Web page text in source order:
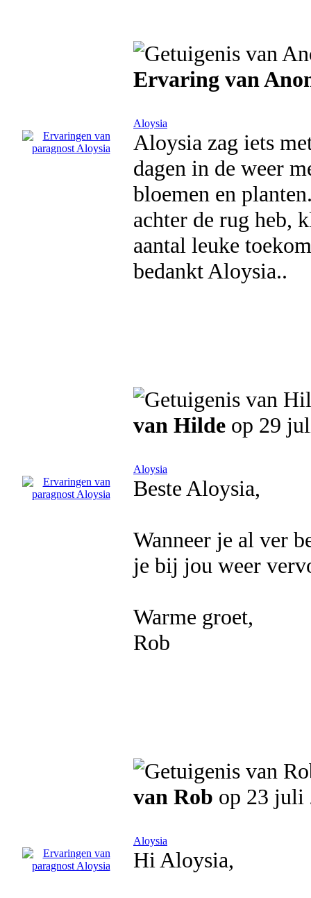
Ervaring van
Aloysia
Aloysia zag iets
dagen in de weer
bloemen en
achter de rug heb,
aantal leuke
bedankt Aloysia..
van Hilde op 29
Aloysia
Beste Aloysia,
Wanneer je al ver
je bij jou weer
Warme groet,
Rob
van Rob op 23 juli
Aloysia
Hi Aloysia,